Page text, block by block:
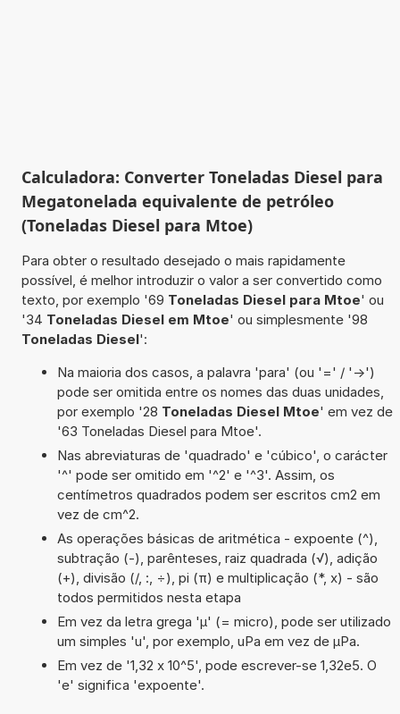
Calculadora: Converter Toneladas Diesel para
Megatonelada equivalente de petróleo
(Toneladas Diesel para Mtoe)
Para obter o resultado desejado o mais rapidamente
possível, é melhor introduzir o valor a ser convertido como
texto, por exemplo '69 Toneladas Diesel para Mtoe' ou
'34 Toneladas Diesel em Mtoe' ou simplesmente '98
Toneladas Diesel':
Na maioria dos casos, a palavra 'para' (ou '=' / '->')
pode ser omitida entre os nomes das duas unidades,
por exemplo '28 Toneladas Diesel Mtoe' em vez de
'63 Toneladas Diesel para Mtoe'.
Nas abreviaturas de 'quadrado' e 'cúbico', o carácter
'^' pode ser omitido em '^2' e '^3'. Assim, os
centímetros quadrados podem ser escritos cm2 em
vez de cm^2.
As operações básicas de aritmética - expoente (^),
subtração (-), parênteses, raiz quadrada (√), adição
(+), divisão (/, :, ÷), pi (π) e multiplicação (*, x) - são
todos permitidos nesta etapa
Em vez da letra grega 'µ' (= micro), pode ser utilizado
um simples 'u', por exemplo, uPa em vez de µPa.
Em vez de '1,32 x 10^5', pode escrever-se 1,32e5. O
'e' significa 'expoente'.